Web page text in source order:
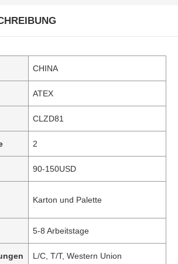
CHINA
ATEX
CLZD81
2
90-150USD
Karton und Palette
5-8 Arbeitstage
L/C, T/T, Western Union